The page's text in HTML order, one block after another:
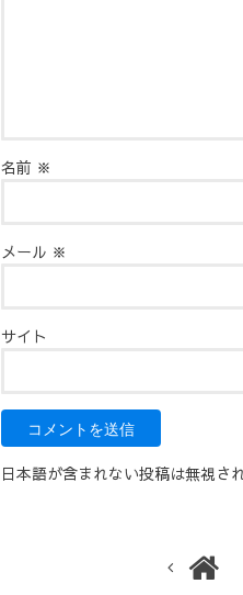
名前 ※
メール ※
サイト
日本語が含まれない投稿は無視さ